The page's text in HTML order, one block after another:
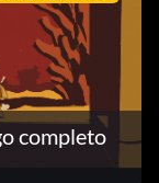
completo